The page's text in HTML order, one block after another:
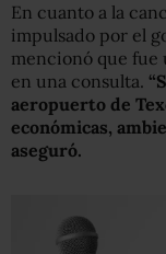
En cuanto a la
impulsado por el
mencionó que fue
en una consulta.
aeropuerto de
económicas,
aseguró.